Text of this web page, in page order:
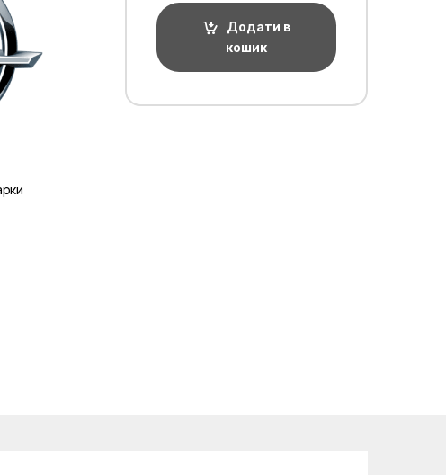
Додати в
кошик